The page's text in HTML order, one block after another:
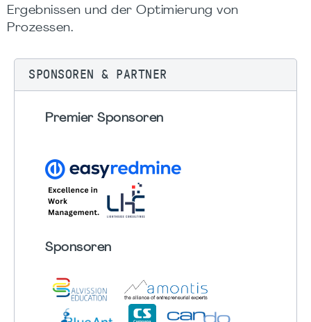
Ergebnissen und der Optimierung von
Prozessen.
SPONSOREN & PARTNER
Premier Sponsoren
Sponsoren